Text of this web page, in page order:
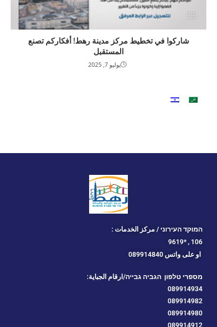
شاركوا في تخطيط مركز مدينة رهط! أفكاركم تصنع
المستقبل
يوليو 7, 2025
המוקד העירוני / مركز الخدمات :
106 ,
*9619
او على واتس 089914840
מספרי טלפון הגביה גבייה/ارقام الجباية:
089914934
089914982
089914980
089914912